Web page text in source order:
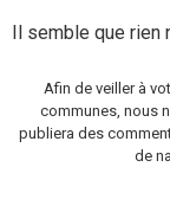
Il semble que rien
Afin de veiller à
communes, nous
publiera des
de